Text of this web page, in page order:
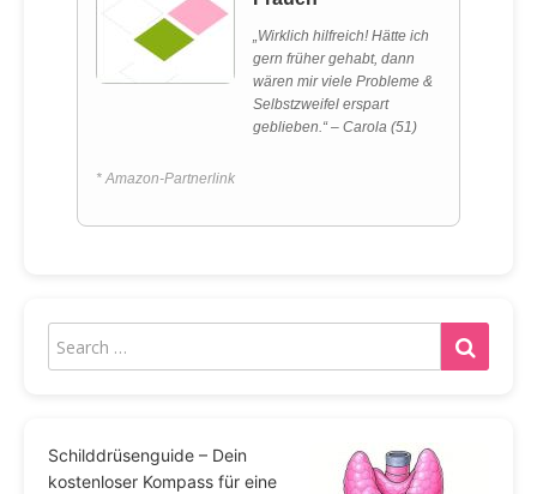
„Wirklich hilfreich! Hätte ich
gern früher gehabt, dann
wären mir viele Probleme &
Selbstzweifel erspart
geblieben.“ – Carola (51)
* Amazon-Partnerlink
Schilddrüsenguide – Dein
kostenloser Kompass für eine